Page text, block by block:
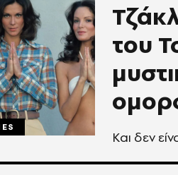
του
Και δεν